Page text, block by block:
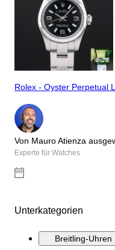
Rolex - Oyster Perpetual
Von Mauro Atienza
Experte für Watches
Unterkategorien
Breitling-Uhren